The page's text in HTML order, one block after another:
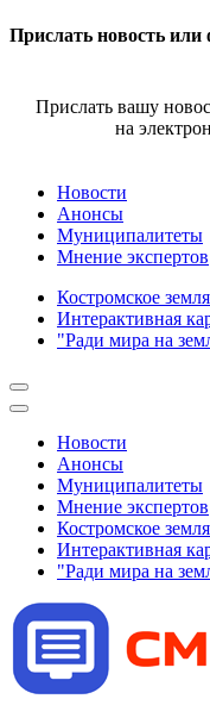
Прислать новость или
Прислать вашу
на
Новости
Анонсы
Муниципалитеты
Мнение экспертов
Костромское
Интерактивная
"Ради мира на
Новости
Анонсы
Муниципалитеты
Мнение экспертов
Костромское
Интерактивная
"Ради мира на